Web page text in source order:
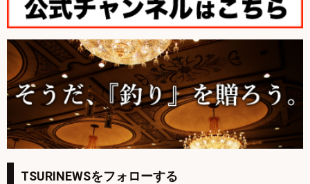
TSURINEWSをフォローする